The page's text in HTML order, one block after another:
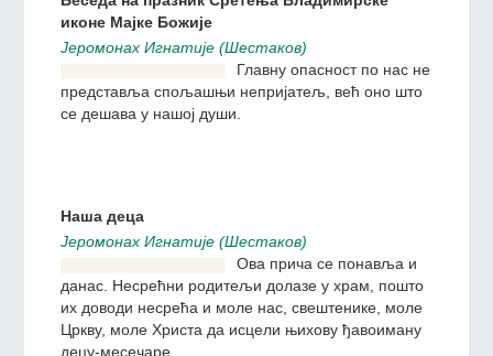
Беседа у 14. недељу по Педесетници
Jeромонах Игнатиjе (Шестаков)
Данас смо чули два
изванредна одломка из
Јеванђеља која се
међусобно допуњују и која
треба да се односимо према овом дару.
Вера која чини чудо
Беседа на празник Сретења Владимирске
иконе Мајке Божије
Jeромонах Игнатиjе (Шестаков)